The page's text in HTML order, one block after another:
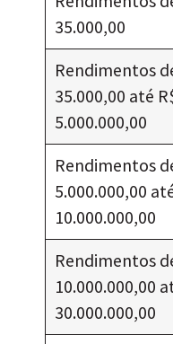
35.000,00
Rendimentos
35.000,00 até
5.000.000,00
Rendimentos
5.000.000,00
10.000.000,00
Rendimentos
10.000.000,00
30.000.000,00